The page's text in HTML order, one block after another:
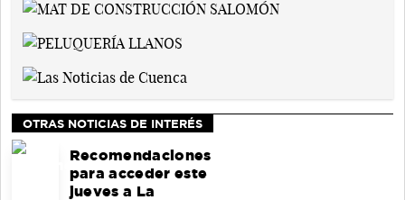
OTRAS NOTICIAS DE INTERÉS
Recomendaciones
para acceder este
jueves a La